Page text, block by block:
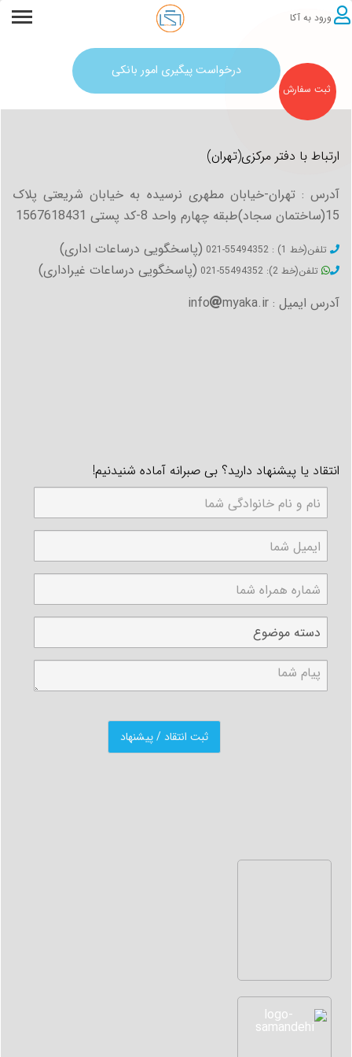
ثبت سفارش
ورود به آکا
درخواست پیگیری امور بانکی
ارتباط با دفتر مرکزی(تهران)
آدرس : تهران-خیابان مطهری نرسیده به خیابان شریعتی پلاک
15(ساختمان سجاد)طبقه چهارم واحد 8-کد پستی 1567618431
تلفن(خط 1) : 55494352-021 (پاسخگویی درساعات اداری)
تلفن(خط 2): 55494352-021
(پاسخگویی درساعات غیراداری)
آدرس ایمیل : info myaka.ir
انتقاد یا پیشنهاد دارید؟ بی صبرانه آماده شنیدنیم!